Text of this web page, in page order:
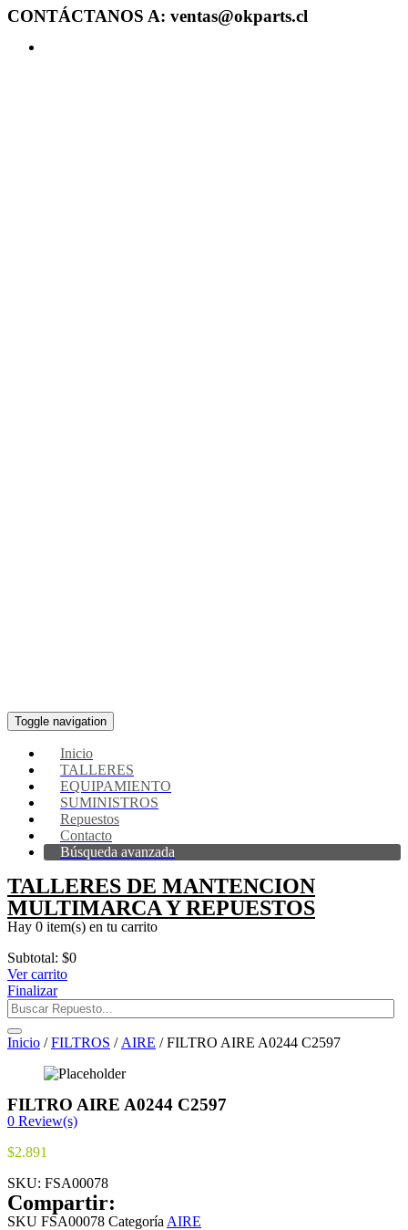
CONTÁCTANOS A: ventas@okparts.cl
Toggle navigation
Inicio
TALLERES
EQUIPAMIENTO
SUMINISTROS
Repuestos
Contacto
Búsqueda avanzada
TALLERES DE MANTENCION
MULTIMARCA Y REPUESTOS
Hay 0 item(s) en tu carrito
Subtotal: $0
Ver carrito
Finalizar
Inicio /FILTROS / AIRE / FILTRO AIRE A0244 C2597
FILTRO AIRE A0244 C2597
0 Review(s)
$2.891
SKU: FSA00078
Compartir:
SKU FSA00078 Categoría AIRE